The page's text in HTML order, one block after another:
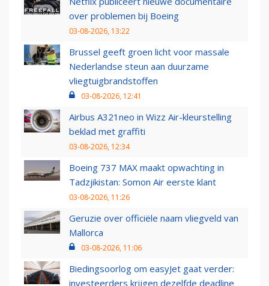
over problemen bij Boeing
03-08-2026, 13:22
Brussel geeft groen licht voor massale
Nederlandse steun aan duurzame
vliegtuigbrandstoffen
03-08-2026, 12:41
Airbus A321neo in Wizz Air-kleurstelling
beklad met graffiti
03-08-2026, 12:34
Boeing 737 MAX maakt opwachting in
Tadzjikistan: Somon Air eerste klant
03-08-2026, 11:26
Geruzie over officiële naam vliegveld van
Mallorca
03-08-2026, 11:06
Biedingsoorlog om easyJet gaat verder:
investeerders krijgen dezelfde deadline